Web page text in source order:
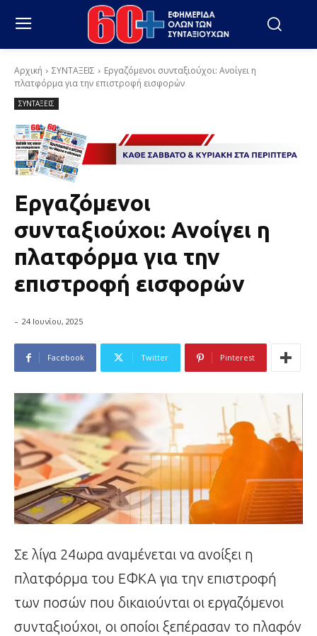
Αρχική ΣΥΝΤΑΞΕΙΣ
Εργαζόμενοι συνταξιούχοι: Ανοίγει η
πλατφόρμα για την επιστροφή εισφορών
ΣΥΝΤΑΞΕΙΣ
Εργαζόμενοι
συνταξιούχοι: Ανοίγει η
πλατφόρμα για την
επιστροφή εισφορών
- 24 Ιουνίου, 2025
Facebook Twitter Pinterest
Σε λίγα 24ωρα αναμένεται να ανοίξει η
πλατφόρμα του ΕΦΚΑ για την επιστροφή
των ποσών που δικαιούνται οι εργαζόμενοι
συνταξιούχοι, οι οποίοι ξεπέρασαν το πλαφόν